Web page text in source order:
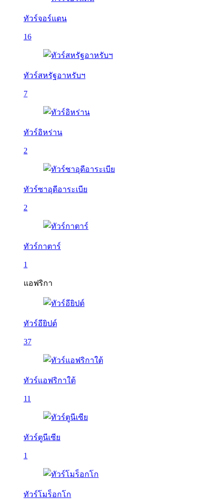
ทัวร์จอร์แดน
16
ทัวร์สหรัฐอาหรับฯ
7
ทัวร์อิหร่าน
2
ทัวร์ซาอุดีอาระเบีย
2
ทัวร์กาตาร์
1
แอฟริกา
ทัวร์อียิปต์
37
ทัวร์แอฟริกาใต้
11
ทัวร์ตูนีเซีย
1
ทัวร์โมร็อกโก